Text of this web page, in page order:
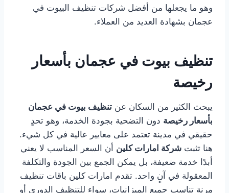
وهو ما يجعلها من أفضل شركات تنظيف البيوت في
عجمان بشهادة العديد من العملاء.
تنظيف بيوت في عجمان بأسعار
رخيصة
يبحث الكثير من السكان عن تنظيف بيوت في عجمان
بأسعار رخيصة دون التضحية بجودة الخدمة، وهو تحدٍ
حقيقي في مدينة تعتمد على معايير عالية في كل شيء.
هنا تثبت شركة امارات كلين أن السعر المناسب لا يعني
أبدًا خدمة ضعيفة، بل يمكن الجمع بين الجودة والتكلفة
المعقولة في آنٍ واحد. تقدم امارات كلين باقات تنظيف
مرنة تناسب جميع الميزانيات، سواء للتنظيف الدوري أو